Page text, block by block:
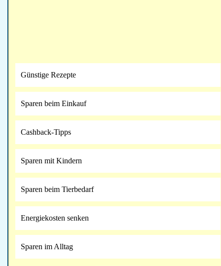
Günstige Rezepte
Sparen beim Einkauf
Cashback-Tipps
Sparen mit Kindern
Sparen beim Tierbedarf
Energiekosten senken
Sparen im Alltag